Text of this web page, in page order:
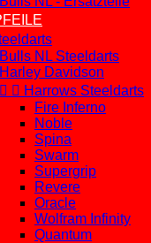
Bulls NL Steeldarts
Harley Davidson
  Harrows Steeldarts
Fire Inferno
Noble
Spina
Swarm
Supergrip
Revere
Oracle
Wolfram Infinity
Quantum